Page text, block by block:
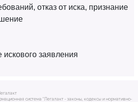
отказ от иска, признание
заявления
система "Легалакт - законы, кодексы и нормативно-